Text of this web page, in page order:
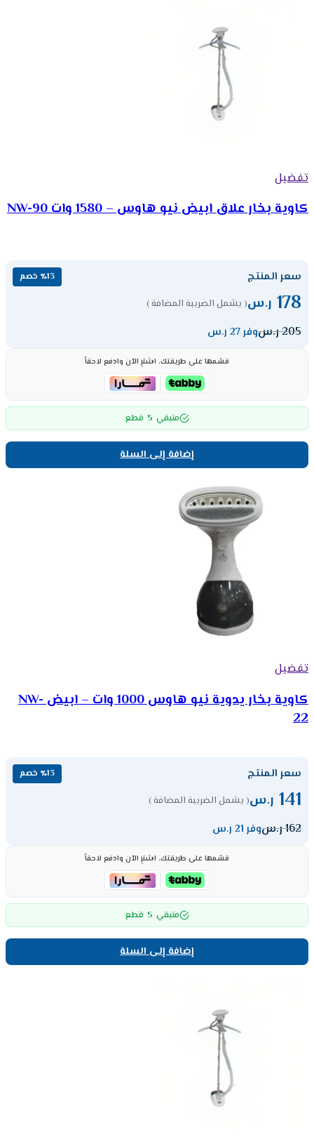
تفضيل
كاوية بخار علاق ابيض نيو هاوس – 1580 وات NW-90
سعر المنتج ٪13 خصم
178 ر.س( يشمل الضريبة المضافة )
205ر.سوفر 27 ر.س
قسّمها على طريقتك، اشترِ الآن وادفع لاحقاً
متبقي 5 قطع
إضافة إلى السلة
تفضيل
كاوية بخار يدوية نيو هاوس 1000 وات – ابيض NW-
22
سعر المنتج ٪13 خصم
141 ر.س( يشمل الضريبة المضافة )
162ر.سوفر 21 ر.س
قسّمها على طريقتك، اشترِ الآن وادفع لاحقاً
متبقي 5 قطع
إضافة إلى السلة